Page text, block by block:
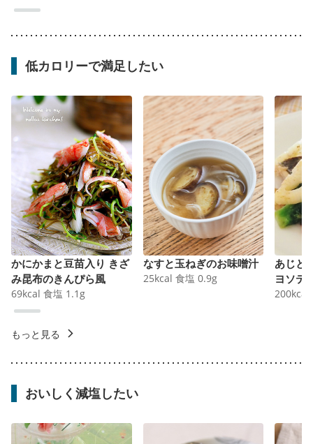
低カロリーで満足したい
かにかまと豆苗入り きざ
み昆布のきんぴら風
69kcal 食塩 1.1 g
なすと玉ねぎのお味噌汁
25kcal 食塩 0.9g
あじと
ヨソテ
200kcal
もっと見る
おいしく減塩したい